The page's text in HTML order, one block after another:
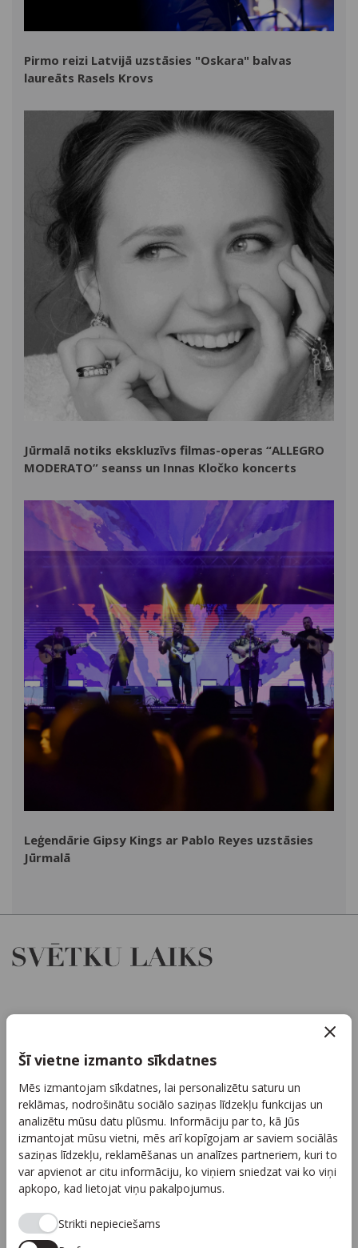
Šī vietne izmanto sīkdatnes
Mēs izmantojam sīkdatnes, lai personalizētu saturu un
reklāmas, nodrošinātu sociālo saziņas līdzekļu funkcijas un
analizētu mūsu datu plūsmu. Informāciju par to, kā Jūs
izmantojat mūsu vietni, mēs arī kopīgojam ar saviem sociālās
saziņas līdzekļu, reklamēšanas un analīzes partneriem, kuri to
var apvienot ar citu informāciju, ko viņiem sniedzat vai ko viņi
apkopo, kad lietojat viņu pakalpojumus.
Strikti nepieciešams
Pirmo reizi Latvijā uzstāsies "Oskara" balvas
laureāts Rasels Krovs
Jūrmalā notiks ekskluzīvs filmas-operas “ALLEGRO
MODERATO” seanss un Innas Kločko koncerts
Leģendārie Gipsy Kings ar Pablo Reyes uzstāsies
Jūrmalā
Reklāma
Arhīvs
Sadarbība
Autortiesības
Privātuma politika